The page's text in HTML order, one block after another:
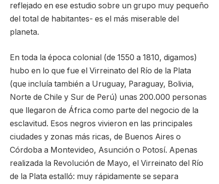
reflejado en ese estudio sobre un grupo muy pequeño
del total de habitantes- es el más miserable del
planeta.
En toda la época colonial (de 1550 a 1810, digamos)
hubo en lo que fue el Virreinato del Río de la Plata
(que incluía también a Uruguay, Paraguay, Bolivia,
Norte de Chile y Sur de Perú) unas 200.000 personas
que llegaron de África como parte del negocio de la
esclavitud. Esos negros vivieron en las principales
ciudades y zonas más ricas, de Buenos Aires o
Córdoba a Montevideo, Asunción o Potosí. Apenas
realizada la Revolución de Mayo, el Virreinato del Río
de la Plata estalló: muy rápidamente se separa